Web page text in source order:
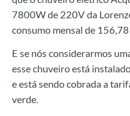
7800W de 220V da
consumo mensal de
E se nós considerarmos
esse chuveiro está
e está sendo cobrada a
verde.